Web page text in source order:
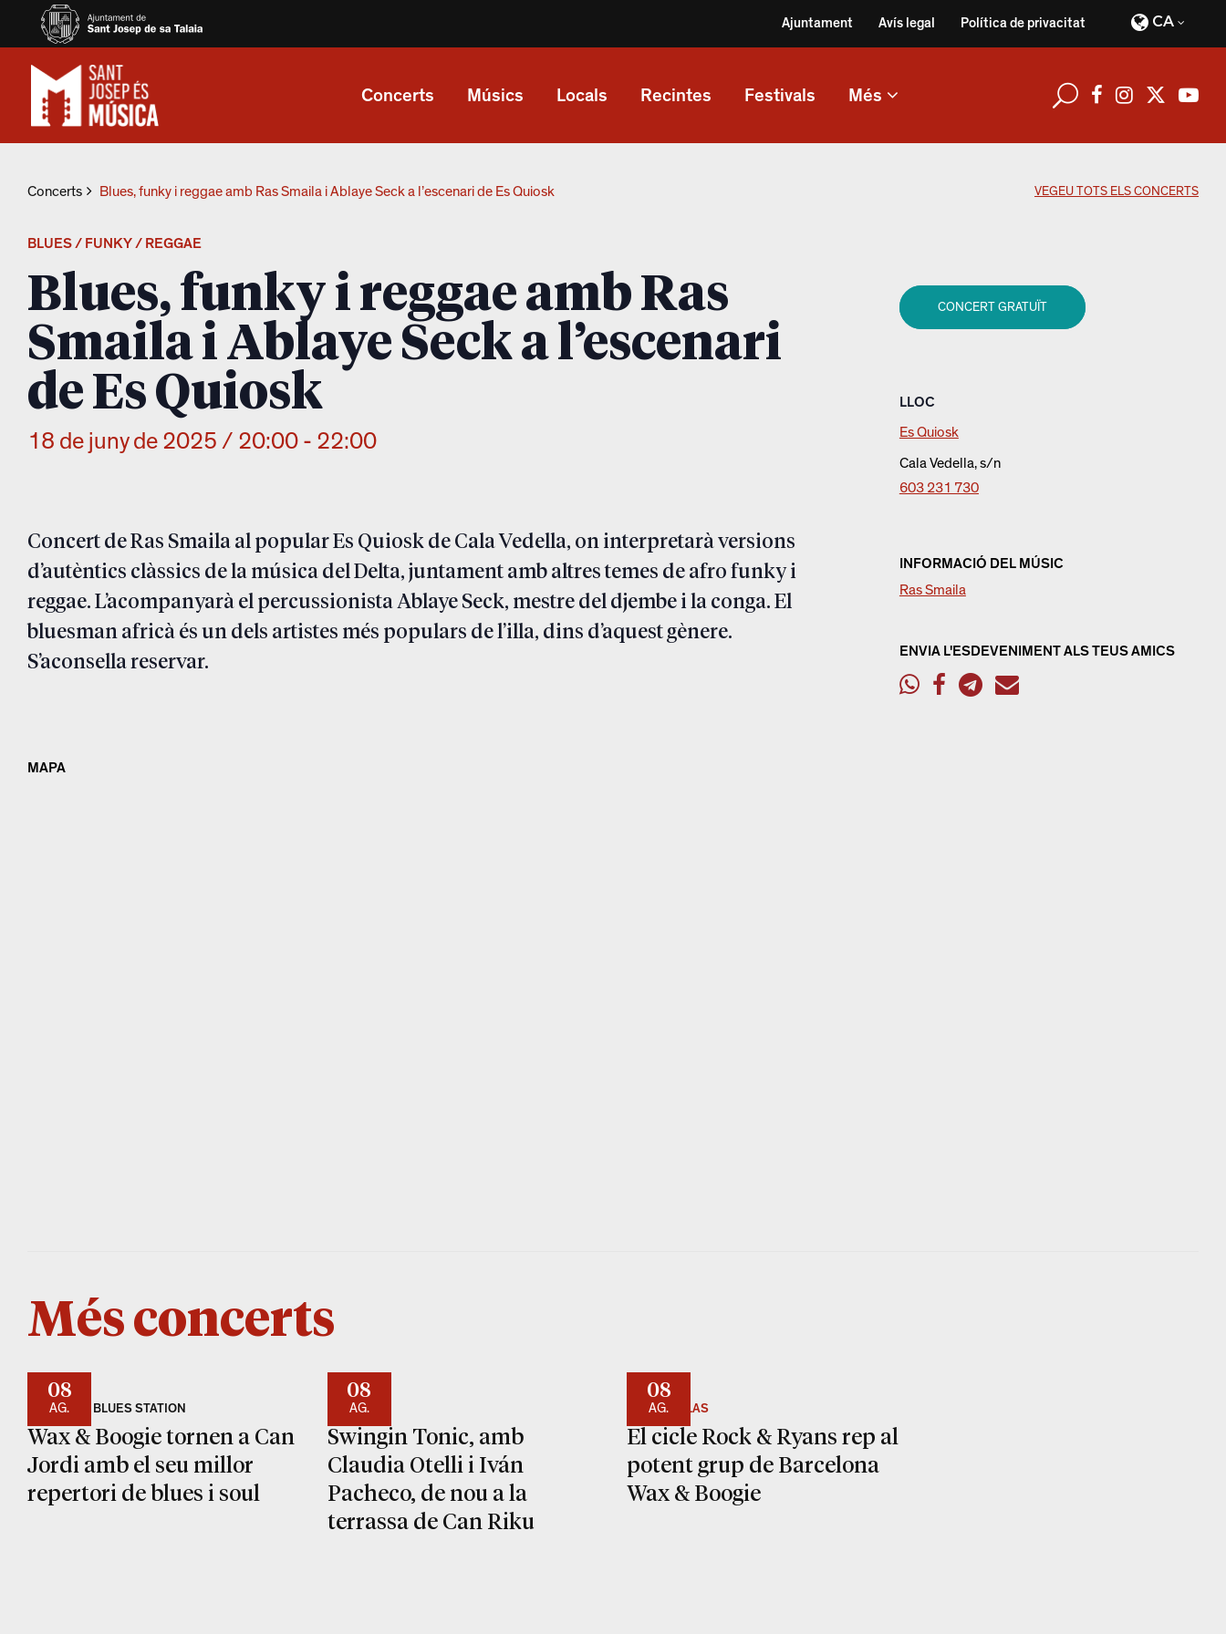
Ajuntament Avís legal Política de privacitat CA
Concerts Músics Locals Recintes Festivals Més
Concerts Blues, funky i reggae amb Ras Smaila i Ablaye Seck a l’escenari de Es Quiosk VEGEU TOTS ELS CONCERTS
BLUES / FUNKY / REGGAE
Blues, funky i reggae amb Ras
Smaila i Ablaye Seck a l’escenari
de Es Quiosk
18 de juny de 2025 / 20:00 - 22:00
Concert de Ras Smaila al popular Es Quiosk de Cala Vedella, on interpretarà versions
d’autèntics clàssics de la música del Delta, juntament amb altres temes de afro funky i
reggae. L’acompanyarà el percussionista Ablaye Seck, mestre del djembe i la conga. El
bluesman africà és un dels artistes més populars de l’illa, dins d’aquest gènere.
S’aconsella reservar.
CONCERT GRATUÏT
LLOC
Es Quiosk
Cala Vedella, s/n
603 231 730
INFORMACIÓ DEL MÚSIC
Ras Smaila
ENVIA L'ESDEVENIMENT ALS TEUS AMICS
MAPA
Més concerts
08
AG.
CAN JORDI BLUES STATION
Wax & Boogie tornen a Can
Jordi amb el seu millor
repertori de blues i soul
08
AG.
CAN RIKU
Swingin Tonic, amb
Claudia Otelli i Iván
Pacheco, de nou a la
terrassa de Can Riku
08
AG.
RYANS LOLAS
El cicle Rock & Ryans rep al
potent grup de Barcelona
Wax & Boogie